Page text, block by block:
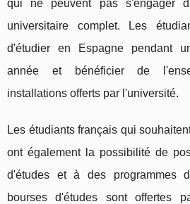
qui ne peuvent pas s'engager
universitaire complet. Les
d'étudier en Espagne pendant
année et bénéficier de
installations offerts par l'université.
Les étudiants français qui
ont également la possibilité de
d'études et à des programmes
bourses d'études sont offertes